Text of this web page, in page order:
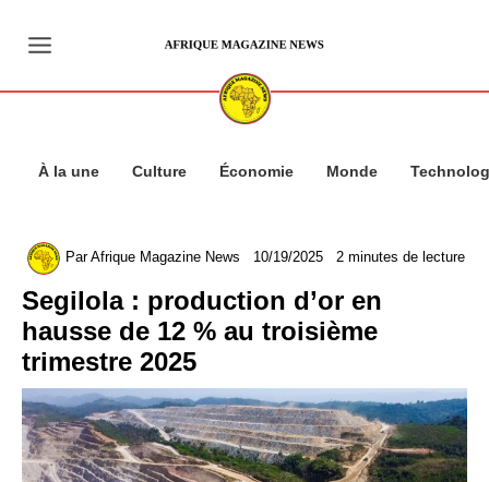
contenu
À la une Culture Économie Monde
ParAfrique Magazine News 10/19/2025 2 minutes de lecture
Segilola : production d’or en
hausse de 12 % au troisième
trimestre 2025